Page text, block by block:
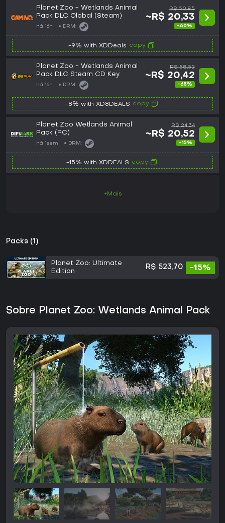
Planet Zoo - Wetlands Animal
Pack DLC Global (Steam)
há 16h DRM:
R$ 50,85
~R$ 20,33
-60%
-9% with XDDeals copy
Planet Zoo - Wetlands Animal
Pack DLC Steam CD Key
há 16h DRM:
R$ 58,52
~R$ 20,42
-65%
-8% with XD8DEALS copy
Planet Zoo Wetlands Animal
Pack (PC)
há 1sem DRM:
R$ 24,34
~R$ 20,52
-15%
-15% with XDDEALS copy
+Mais
Packs (1)
Planet Zoo: Ultimate
Edition
R$ 523,70 -15%
Sobre Planet Zoo: Wetlands Animal Pack